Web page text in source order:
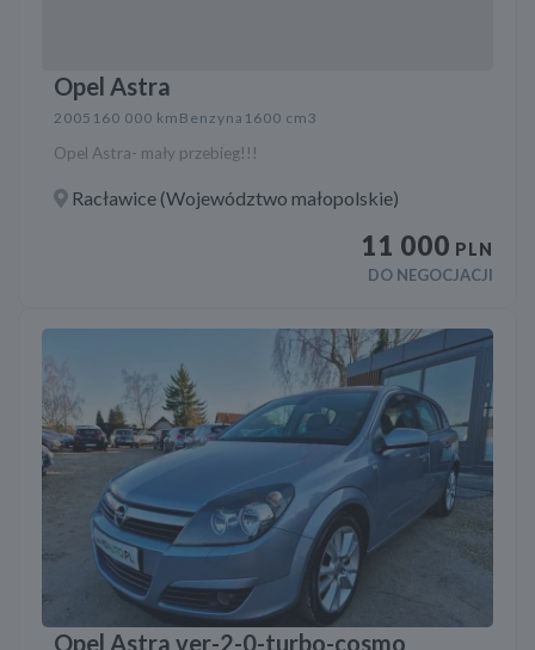
Opel Astra
2005 160 000 km Benzyna 1600 cm3
Opel Astra- mały przebieg!!!
Racławice (Województwo małopolskie)
11 000 PLN
DO NEGOCJACJI
Opel Astra ver-2-0-turbo-cosmo